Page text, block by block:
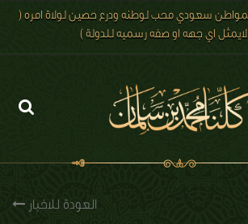
سعودي محب لوطنه ودرع حصين لولاة امره (
اي جهه او صفه رسميه للدولة )
العودة للاخبار